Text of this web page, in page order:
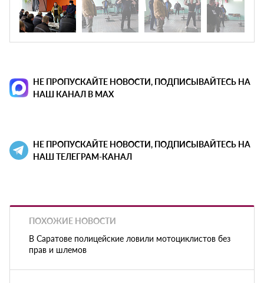
НЕ ПРОПУСКАЙТЕ НОВОСТИ, ПОДПИСЫВАЙТЕСЬ НА
НАШ КАНАЛ В MAX
НЕ ПРОПУСКАЙТЕ НОВОСТИ, ПОДПИСЫВАЙТЕСЬ НА
НАШ ТЕЛЕГРАМ-КАНАЛ
ПОХОЖИЕ НОВОСТИ
В Саратове полицейские ловили мотоциклистов без
прав и шлемов